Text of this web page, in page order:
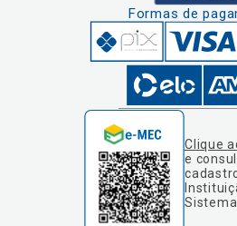
Formas de
Clique
e